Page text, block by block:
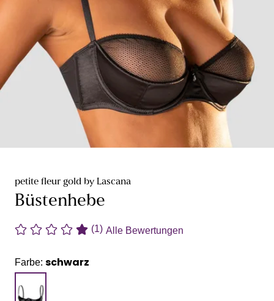
petite fleur gold by Lascana
Büstenhebe
(1) Alle Bewertungen
Farbe: schwarz